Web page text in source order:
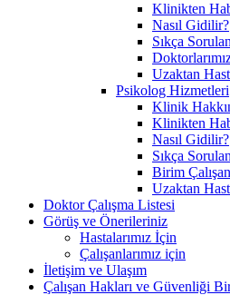
Klinikten
Nasıl Gidilir?
Sıkça
Uzaktan
Psikolog Hizmetleri
Klinik
Klinikten
Nasıl Gidilir?
Sıkça
Birim
Uzaktan
Doktor Çalışma Listesi
Görüş ve Önerileriniz
Hastalarımız İçin
Çalışanlarımız için
İletişim ve Ulaşım
Çalışan Hakları ve Güvenliği